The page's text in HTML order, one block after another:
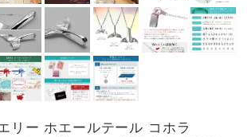
リー ホエールテール コホラ